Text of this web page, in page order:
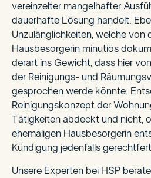
vereinzelter mangelhafter
dauerhafte Lösung handelt.
Unzulänglichkeiten, welche von
Hausbesorgerin minutiös
derart ins Gewicht, dass hier
der Reinigungs- und
gesprochen werde könnte.
Reinigungskonzept der
Tätigkeiten abdeckt und nicht,
ehemaligen Hausbesorgerin
Kündigung jedenfalls
Unsere Experten bei HSP